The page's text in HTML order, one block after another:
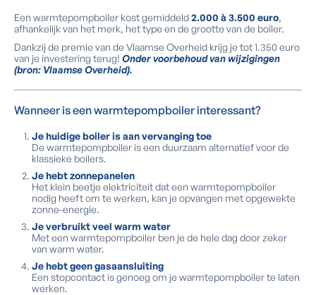
Een warmtepompboiler kost gemiddeld2.000 à 3.500 euro,
afhankelijk van het merk, het type en de grootte van de boiler.
Dankzij de premie van de Vlaamse Overheid krijg je tot 1.350 euro
van je investering terug! Onder voorbehoud van wijzigingen
(bron: Vlaamse Overheid).
Wanneer is een warmtepompboiler interessant?
Je huidige boiler is aan vervanging toe
De warmtepompboiler is een duurzaam alternatief voor de
klassieke boilers.
Je hebt zonnepanelen
Het klein beetje elektriciteit dat een warmtepompboiler
nodig heeft om te werken, kan je opvangen met opgewekte
zonne-energie.
Je verbruikt veel warm water
Met een warmtepompboiler ben je de hele dag door zeker
van warm water.
Je hebt geen gasaansluiting
Een stopcontact is genoeg om je warmtepompboiler te laten
werken.